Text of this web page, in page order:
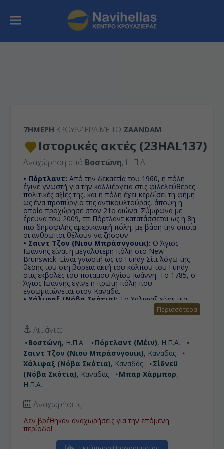
7ΉΜΕΡΗ ΚΡΟΥΑΖΙΕΡΑ ΜΕ ΤΟ ZAANDAM
Ιστορικές ακτές (23HAL137)
Αναχώρηση από Βοστώνη, Η.Π.Α.
• Πόρτλαντ: Από την δεκαετία του 1960, η πόλη
έγινε γνωστή για την καλλιέργεια στις φιλελεύθερες
πολιτικές αξίες της, και η πόλη έχει κερδίσει τη φήμη
ως ένα προπύργιο της αντικουλτούρας, άποψη η
οποία προχώρησε στον 21ο αιώνα. Σύμφωνα με
έρευνα του 2009, τπ Πόρτλαντ κατατάσσεται ως η 8η
πιο δημοφιλής αμερικανική πόλη, με βάση την οποία
οι άνθρωποι θέλουν να ζήσουν.
• Σαιντ Τζον (Νιου Μπράσνγουικ): Ο Άγιος
Ιωάννης είναι η μεγαλύτερη πόλη στο New
Brunswick. Είναι γνωστή ως το Fundy Σίτι λόγω της
θέσης του στη βόρεια ακτή του κόλπου του Fundy
στις εκβολές του ποταμού Αγίου Ιωάννη. Το 1785, ο
Άγιος Ιωάννης έγινε η πρώτη πόλη που
ενσωματώνεται στον Καναδά.
• Χάλιφαξ (Νόβα Σκότια): Το Χάλιφαξ είναι μια
μοντέρνα πόλη με πολλά μουσεία, γκαλερί,
πανεπιστήμια και νυχτερινή ζωή σε μία πανέμορφη
τοποθεσία και δικαίως προσελκύει κάθε χρόνο
χιλιάδες τουρίστες!
• Σίδνεϋ (Νόβα Σκότια):Kοινότητα και πρώην
πόλη στη Nova Scotia του Καναδά. Βρίσκεται στην
ανατολική ακτή του νησιού Cape Breton και ανήκει
διοικητικά στο ομώνυμο περιφερειακό δήμο.
Ιδρύθηκε το 1785 από τους Βρετανούς,
ενσωματώθηκε ως πόλη το 1904, και διαλύθηκε την
1η Αυγούστου 1995, όταν συγχωνεύθηκαν σε
• Μπαρ Χάρμπορ:
Χάνκοκ, Μέϊν στις Ηνωμένες Πολιτείες και δημοφιλής
τουριστικός προορισμός. Πριν την καταστροφική
πυρκαγιά, η πόλη ήταν ένας διάσημος προορισμός
για την σούπερ-εύπορη ελίτ.
• Βοστώνη:Λίκνο της ελευθερίας, είναι η πολύ
Περισσότερα
Λιμάνια:
Βοστώνη, Η.Π.Α. Πόρτλαντ (Μέιν), Η.Π.Α.
Σαιντ Τζον (Νιου Μπράσνγουικ), Καναδάς
Χάλιφαξ (Νόβα Σκότια), Καναδάς
Σίδνεϋ
(Νόβα Σκότια), Καναδάς Μπαρ Χάρμπορ,
Η.Π.Α.
Αναχωρήσεις:
Δεν βρέθηκαν αναχωρήσεις για την επόμενη
περίοδο!